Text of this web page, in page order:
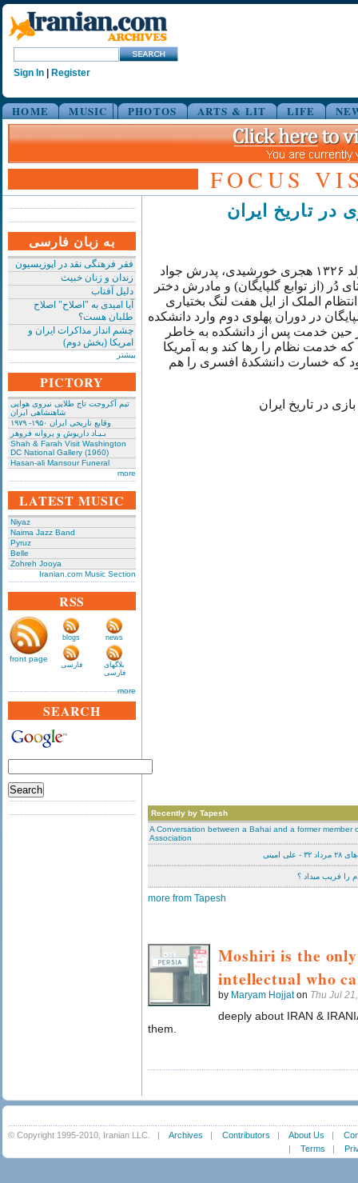
Sign In Register
HOME MUSIC PHOTOS ARTS & LIT LIFE
FOCUS
به زبان فارسی
فقر فرهنگی نقد در اپوزیسیون
زندان و زنان خبیث
دلیل آفتاب
آیا امیدی به "اصلاح" اصلاح
طلبان هست؟
چشم انداز مذاکرات ایران و
امریکا (بخش دوم)
بیشتر
PICTORY
تیم آکروجت تاج طلایی نیروی هوایی
شاهنشاهی ایران
وقایع تاریخی‌ ایران ۱۹۵۰- ۱۹۷۹
بـیـاد داریوش و پروانه فروهر
Shah & Farah Visit Washington
DC National Gallery (1960)
Hasan-ali Mansour Funeral
more
LATEST MUSIC
Niyaz
Naima Jazz Band
Pyruz
Belle
Zohreh Jooya
Iranian.com Music Section
RSS
front page
blogs news
فارسی
بلاگهای
فارسی
more
SEARCH
در تاریخ ایران
بهرام مشیری متولد ۱۳۲۶ هجری خورشیدی، پدرش جواد
دُر (از توابع گلپایگان) و مادرش دختر
الملک از ایل هفت لنگ بختیاری
در دوران پهلوی دوم وارد دانشکده
حین خدمت پس از دانشکده به خاطر
خدمت نظام را رها کند و به آمریکا
که خسارت دانشکدهٔ افسری را هم
در تاریخ ایران
Recently by Tapesh
A Conversation between a Bahai and a former member
Association
امینی
را فریب میداد ؟
more from Tapesh
Moshiri is the
intellectual who
by Maryam Hojjaton Thu Jul
deeply about IRAN &
them.
© Copyright 1995-2010, Iranian LLC. | Archives | Contributors | About Us |
| Terms |